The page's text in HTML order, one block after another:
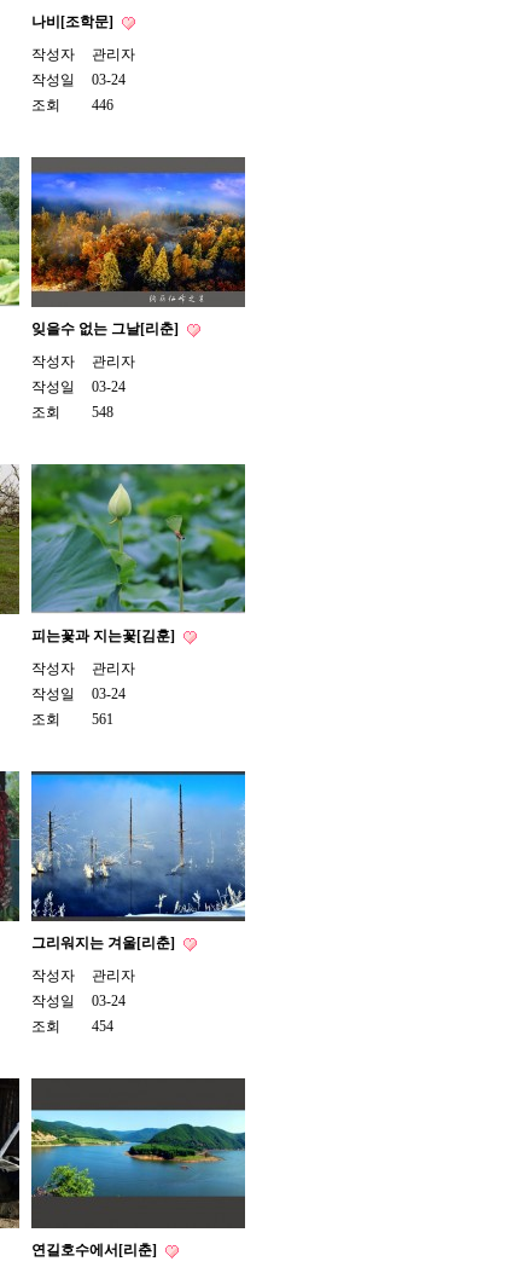
나비[조학문]
작성자
관리자
작성일
03-24
조회
446
잊을수 없는 그날[리춘]
작성자
관리자
작성일
03-24
조회
548
피는꽃과 지는꽃[김훈]
작성자
관리자
작성일
03-24
조회
561
그리워지는 겨울[리춘]
작성자
관리자
작성일
03-24
조회
454
연길호수에서[리춘]